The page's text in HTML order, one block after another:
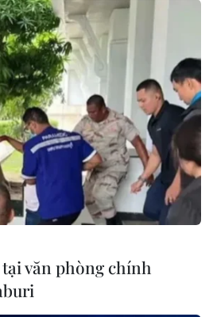
cáy dữ dội, lái xe đã bình tĩnh
mở cửa đưa 40 hành khách
có hành khách nào bị thương.
văn phòng chính